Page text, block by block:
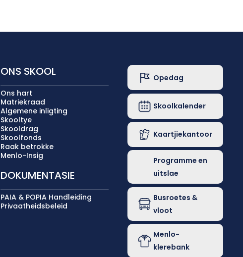
ONS SKOOL
Ons hart
Matriekraad
Algemene inligting
Skooltye
Skooldrag
Skoolfonds
Raak betrokke
Menlo-Insig
DOKUMENTASIE
PAIA & POPIA Handleiding
Privaatheidsbeleid
Opedag
Skoolkalender
Kaartjiekantoor
Programme en
uitslae
Busroetes &
vloot
Menlo-
klerebank